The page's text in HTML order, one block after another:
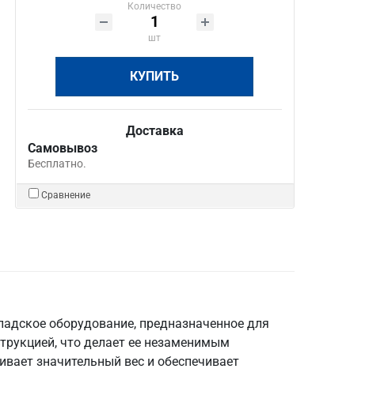
Количество
шт
КУПИТЬ
Доставка
Самовывоз
Бесплатно.
Сравнение
оборудование, предназначенное для
что делает ее незаменимым
значительный вес и обеспечивает